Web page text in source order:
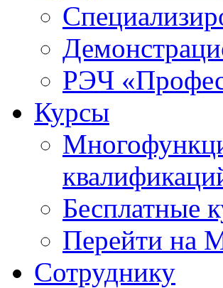
РЭЧ
Курсы
Бесплатные
Перейти на
Сотруднику